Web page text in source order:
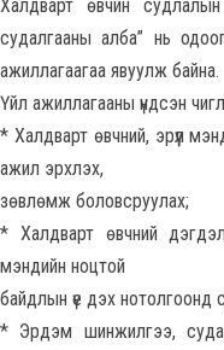
Халдварт өвчин
судалгааны алба” нь
ажиллагаагаа явуулж байна.
Үйл ажиллагааны үндсэн
* Халдварт өвчний, эрүүл
ажил эрхлэх,
зөвлөмж боловсруулах;
* Халдварт өвчний
мэндийн ноцтой
байдлын үе дэх
* Эрдэм шинжилгээ,